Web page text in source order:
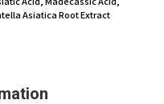
Asiatica Root Extract